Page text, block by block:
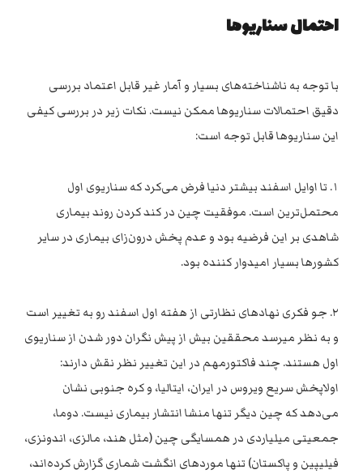
احتمال سناریوها
با توجه به ناشناخته‌های بسیار و آمار غیر قابل اعتماد بررسی
دقیق احتمالات سناریوها ممکن نیست. نکات زیر در بررسی کیفی
این سناریوها قابل توجه است:
۱. تا اوایل اسفند بیشتر دنیا فرض می‌کرد که سناریوی اول
محتمل‌ترین است. موفقیت چین در کند کردن روند بیماری
شاهدی بر این فرضیه بود و عدم پخش درون‌زای بیماری در سایر
کشورها بسیار امیدوار کننده بود.
۲. جو فکری نهادهای نظارتی از هفته اول اسفند رو به تغییر است
و به نظر میرسد محققین بیش از پیش نگران دور شدن از سناریوی
اول هستند. چند فاکتورمهم در این تغییر نظر نقش دارند:
اولاپخش سریع ویروس در ایران، ایتالیا، و کره جنوبی نشان
می‌دهد که چین دیگر تنها منشا انتشار بیماری نیست. دوما‌،
جمعیتی میلیاردی در همسایگی چین (مثل هند، مالزی، اندونزی،
فیلیپین و پاکستان) تنها موردهای انگشت شماری گزارش کرده‌اند،